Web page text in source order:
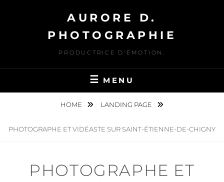
AURORE D.
PHOTOGRAPHIE
PRODUCTRICE D'ÉMOTION.
MENU
HOME LANDING PAGE
PHOTOGRAPHE ET VIDÉASTE SUR SAINT-ÉTIENNE-DE-CHIGNY
PHOTOGRAPHE ET